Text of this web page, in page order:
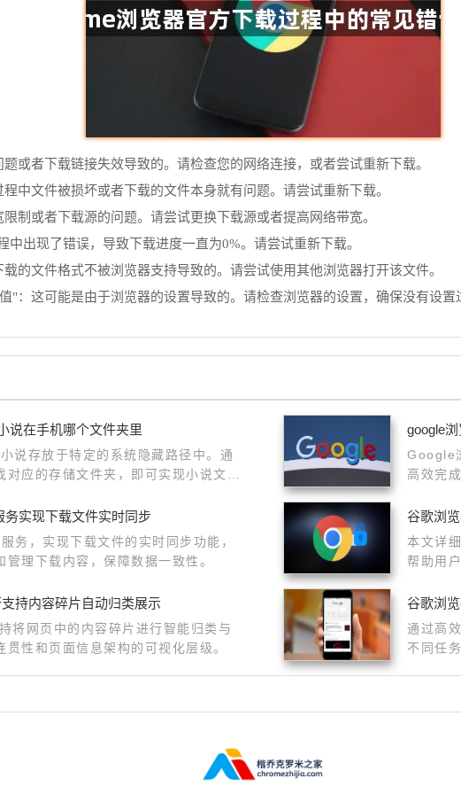
或者下载链接失效导致的。请检查您的网络连接，或者尝试重新下载。
中文件被损坏或者下载的文件本身就有问题。请尝试重新下载。
制或者下载源的问题。请尝试更换下载源或者提高网络带宽。
出现了错误，导致下载进度一直为0%。请尝试重新下载。
的文件格式不被浏览器支持导致的。请尝试使用其他浏览器打开该文件。
"：这可能是由于浏览器的设置导致的。请检查浏览器的设置，确保没有设置
说在手机哪个文件夹里
说存放于特定的系统隐藏路径中。通
应的存储文件夹，即可实现小说文件
google
Google
高效完
务实现下载文件实时同步
务，实现下载文件的实时同步功能，
管理下载内容，保障数据一致性。
谷歌浏
本文详
帮助用
持内容碎片自动归类展示
将网页中的内容碎片进行智能归类与
贯性和页面信息架构的可视化层级。
谷歌浏
通过高
不同任